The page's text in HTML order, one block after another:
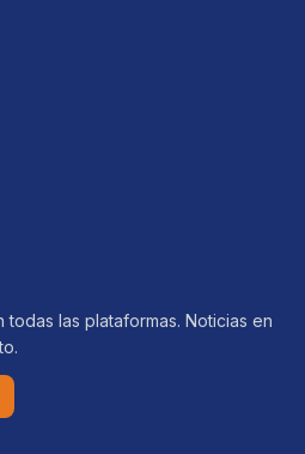
las plataformas. Noticias en